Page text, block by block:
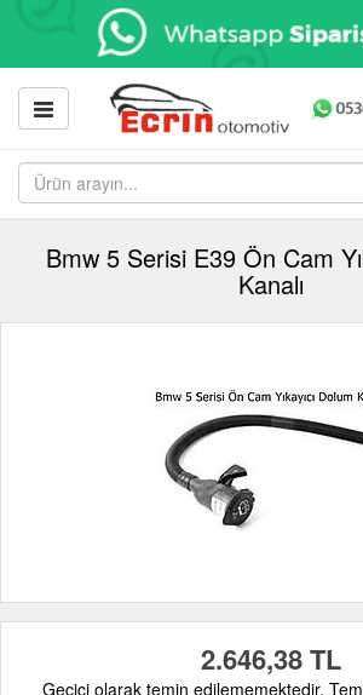
Bmw 5 Serisi E39 Ön Cam
Kanalı
2.646,38 TL
Geçici olarak temin edilememektedir.